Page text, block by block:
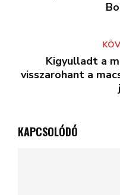
Kigyulladt a
visszarohant a
KAPCSOLÓDÓ